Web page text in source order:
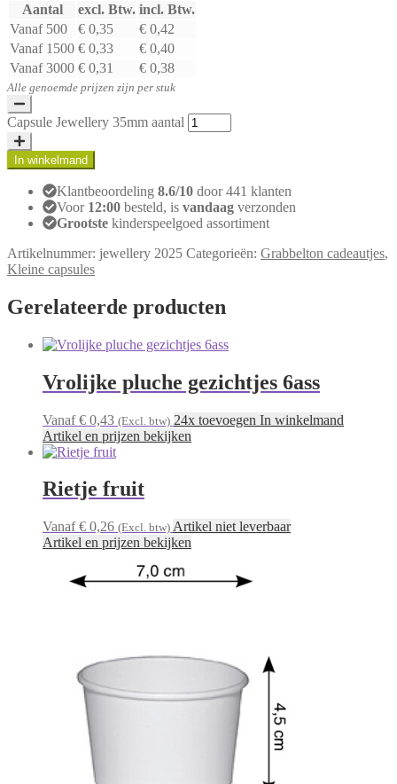
Aantal excl. Btw. incl. Btw.
Vanaf 500
€ 0,35
€ 0,42
Vanaf 1500 € 0,33
€ 0,40
Vanaf 3000 € 0,31 € 0,38
Alle genoemde prijzen zijn per stuk
Capsule Jewellery 35mm aantal
In winkelmand
Klantbeoordeling 8.6/10 door 441 klanten
Voor 12:00 besteld, is vandaag verzonden
Grootste kinderspeelgoed assortiment
Artikelnummer: jewellery 2025 Categorieën: Grabbelton cadeautjes,
Kleine capsules
Gerelateerde producten
Vrolijke pluche gezichtjes 6ass
Vanaf € 0,43 (Excl. btw) 24x toevoegen In winkelmand
Artikel en prijzen bekijken
Rietje fruit
Vanaf € 0,26 (Excl. btw) Artikel niet leverbaar
Artikel en prijzen bekijken